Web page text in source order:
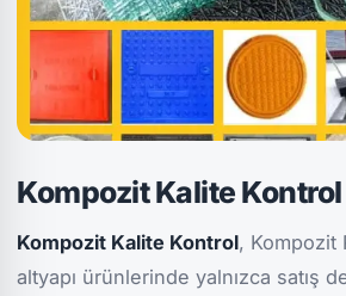
Kompozit Kalite Kontrol
Kompozit Kalite Kontrol, Kompozit
altyapı ürünlerinde yalnızca satış